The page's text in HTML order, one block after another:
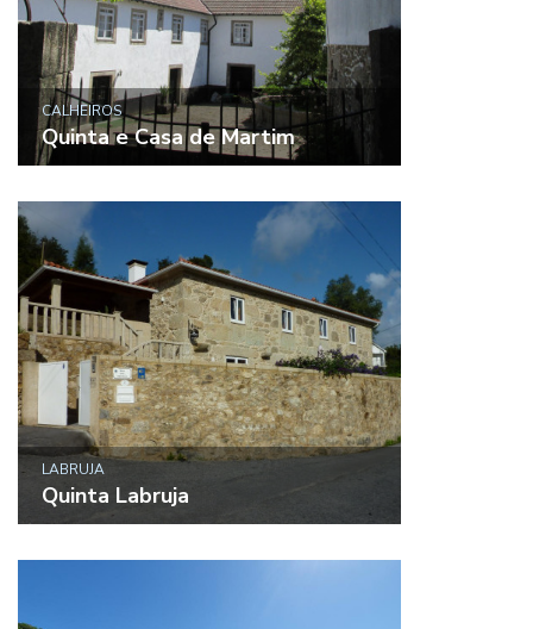
CALHEIROS
Quinta e Casa de Martim
LABRUJA
Quinta Labruja